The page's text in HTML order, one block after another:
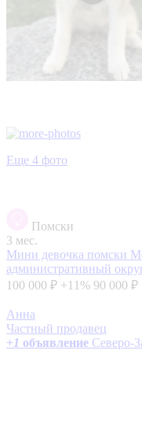
Еще 4 фото
Помски
3 мес.
Мини девочка помски
административный
100 000 ₽ +11% 90 000 ₽
Анна
Частный продавец
+1 объявление Северо-